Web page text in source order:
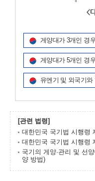
게양대가 3개인 경
게양대가 5개인 경
유엔기 및 외국기
[관련 법령]
대한민국 국기법 시행령
대한민국 국기법 시행령
국기의 게양·관리 및 선
양 방법)